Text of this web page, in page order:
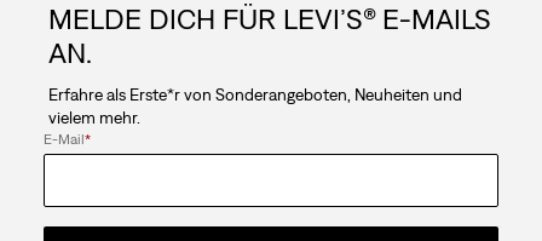
MELDE DICH FÜR LEVI’S® E-MAILS
AN.
Erfahre als Erste*r von Sonderangeboten, Neuheiten und
vielem mehr.
E-Mail*